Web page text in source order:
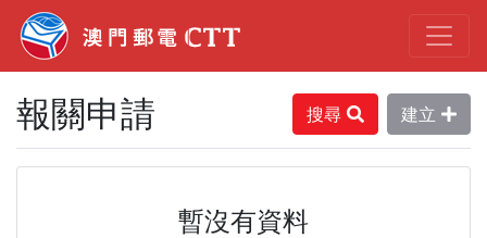
報關申請 搜尋 建立
暫沒有資料